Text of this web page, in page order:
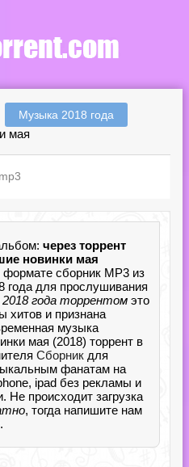
Музыка 2018 года
мая
через торрент
новинки мая
формате сборник MP3 из
года для прослушивания
года торрентом это
хитов и признана
музыка
мая (2018) торрент в
Сборник для
фанатам на
ipad без рекламы и
Не происходит загрузка
, тогда напишите нам